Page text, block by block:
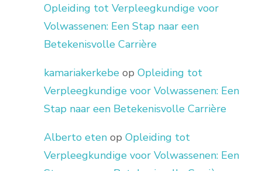
Opleiding tot Verpleegkundige voor
Volwassenen: Een Stap naar een
Betekenisvolle Carrière
kamariakerkebe op Opleiding tot
Verpleegkundige voor Volwassenen: Een
Stap naar een Betekenisvolle Carrière
Alberto eten op Opleiding tot
Verpleegkundige voor Volwassenen: Een